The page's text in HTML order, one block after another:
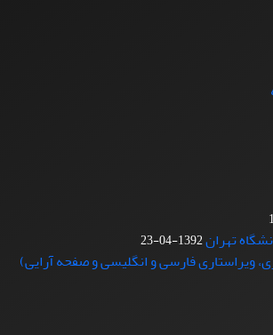
1392-04-23
ویراستاری فارسی و انگلیسی و صفحه آرایی)